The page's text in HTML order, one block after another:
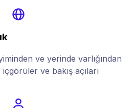
ve yerinde varlığından
ve bakış açıları